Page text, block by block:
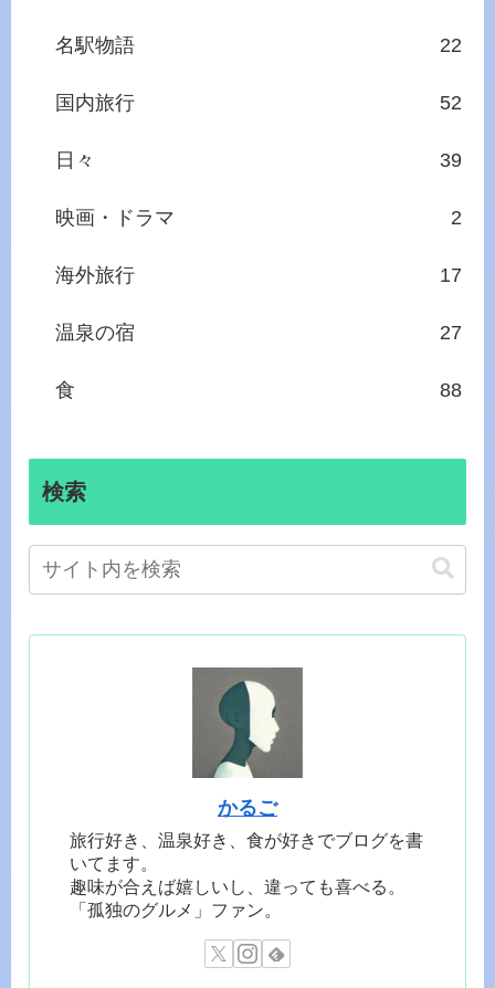
名駅物語 22
国内旅行 52
日々 39
映画・ドラマ 2
海外旅行 17
温泉の宿 27
食 88
検索
かるご
旅行好き、温泉好き、食が好きでブログを書
いてます。
趣味が合えば嬉しいし、違っても喜べる。
「孤独のグルメ」ファン。